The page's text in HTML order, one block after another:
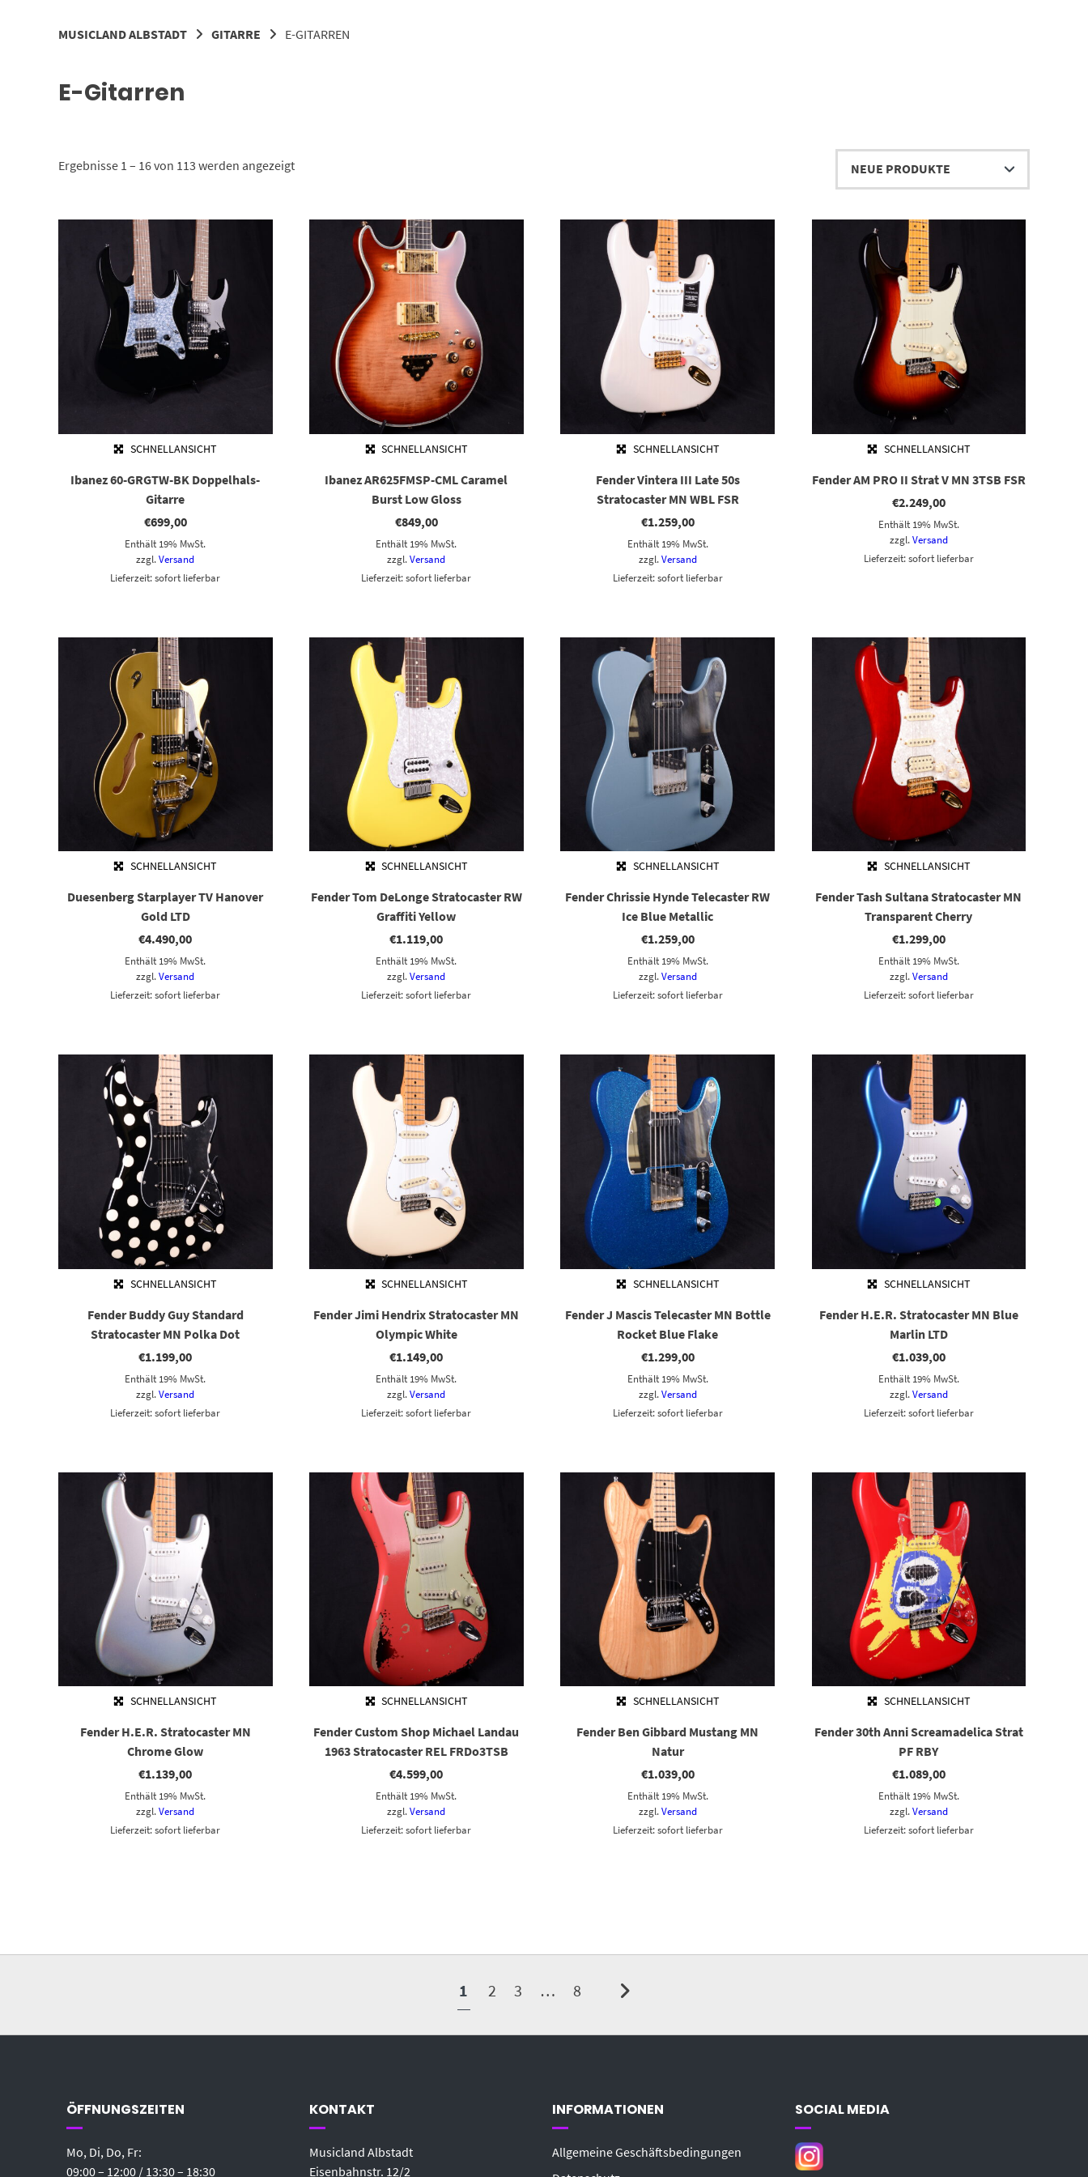
MUSICLAND ALBSTADT GITARRE E-GITARREN
E-Gitarren
Ergebnisse 1 – 16 von 113 werden angezeigtNach
SCHNELLANSICHT
Ibanez 60-GRGTW-BK Doppelhals-
Gitarre
€699,00
Enthält 19% MwSt.
zzgl.Versand
Lieferzeit: sofort lieferbar
SCHNELLANSICHT
Ibanez AR625FMSP-CML Caramel
Burst Low Gloss
€849,00
Enthält 19% MwSt.
zzgl.Versand
Lieferzeit: sofort lieferbar
SCHNELLANSICHT
Fender Vintera III Late 50s
Stratocaster MN WBL FSR
€1.259,00
Enthält 19% MwSt.
zzgl.Versand
Lieferzeit: sofort lieferbar
SCHNELLANSICHT
Fender AM PRO II Strat V MN 3TSB FSR
€2.249,00
Enthält 19% MwSt.
zzgl.Versand
Lieferzeit: sofort lieferbar
SCHNELLANSICHT
Duesenberg Starplayer TV Hanover
Gold LTD
€4.490,00
Enthält 19% MwSt.
zzgl.Versand
Lieferzeit: sofort lieferbar
SCHNELLANSICHT
Fender Tom DeLonge Stratocaster RW
Graffiti Yellow
€1.119,00
Enthält 19% MwSt.
zzgl.Versand
Lieferzeit: sofort lieferbar
SCHNELLANSICHT
Fender Chrissie Hynde Telecaster RW
Ice Blue Metallic
€1.259,00
Enthält 19% MwSt.
zzgl.Versand
Lieferzeit: sofort lieferbar
SCHNELLANSICHT
Fender Tash Sultana Stratocaster MN
Transparent Cherry
€1.299,00
Enthält 19% MwSt.
zzgl.Versand
Lieferzeit: sofort lieferbar
SCHNELLANSICHT
Fender Buddy Guy Standard
Stratocaster MN Polka Dot
€1.199,00
Enthält 19% MwSt.
zzgl.Versand
Lieferzeit: sofort lieferbar
SCHNELLANSICHT
Fender Jimi Hendrix Stratocaster MN
Olympic White
€1.149,00
Enthält 19% MwSt.
zzgl.Versand
Lieferzeit: sofort lieferbar
SCHNELLANSICHT
Fender J Mascis Telecaster MN Bottle
Rocket Blue Flake
€1.299,00
Enthält 19% MwSt.
zzgl.Versand
Lieferzeit: sofort lieferbar
SCHNELLANSICHT
Fender H.E.R. Stratocaster MN Blue
Marlin LTD
€1.039,00
Enthält 19% MwSt.
zzgl.Versand
Lieferzeit: sofort lieferbar
SCHNELLANSICHT
Fender H.E.R. Stratocaster MN
Chrome Glow
€1.139,00
Enthält 19% MwSt.
zzgl.Versand
Lieferzeit: sofort lieferbar
SCHNELLANSICHT
Fender Custom Shop Michael Landau
1963 Stratocaster REL FRDo3TSB
€4.599,00
Enthält 19% MwSt.
zzgl.Versand
Lieferzeit: sofort lieferbar
SCHNELLANSICHT
Fender Ben Gibbard Mustang MN
Natur
€1.039,00
Enthält 19% MwSt.
zzgl.Versand
Lieferzeit: sofort lieferbar
SCHNELLANSICHT
Fender 30th Anni Screamadelica Strat
PF RBY
€1.089,00
Enthält 19% MwSt.
zzgl.Versand
Lieferzeit: sofort lieferbar
1 2 3 … 8
ÖFFNUNGSZEITEN
Mo, Di, Do, Fr:
09:00 – 12:00 / 13:30 – 18:30
KONTAKT
Musicland Albstadt
Eisenbahnstr. 12/2
INFORMATIONEN
Allgemeine Geschäftsbedingungen
SOCIAL MEDIA